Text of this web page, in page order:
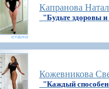
Капранова
"Будьте здоровы
Кожевникова
"Каждый